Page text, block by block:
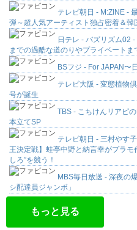
テレビ朝日 - M:ZINE -
弾～超人気アーティスト独占密着＆韓
日テレ - バズリズム02
までの過酷な道のりやプライベートま
BSフジ - For JAPAN〜
テレビ大阪 - 変態植物
号が誕生
TBS - こちけんリアピ
本立てSP
テレビ朝日 - 三村やす
王決定戦】蛙亭中野と納言幸がプラ
しろ”を競う！
MBS毎日放送 - 深夜の
シ配達員ジャンボ」
もっと見る